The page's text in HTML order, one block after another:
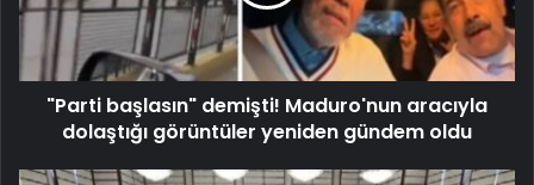
"Parti başlasın" demişti! Maduro'nun aracıyla
dolaştığı görüntüler yeniden gündem oldu